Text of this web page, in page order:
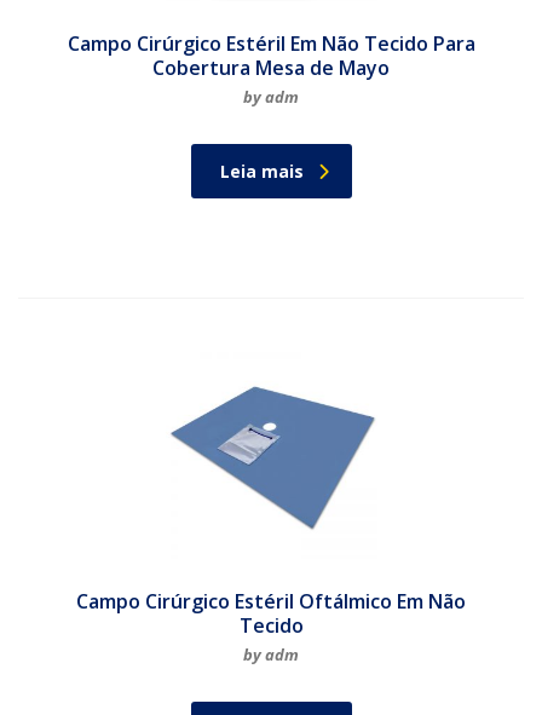
Campo Cirúrgico Estéril Em Não Tecido Para
Cobertura Mesa de Mayo
by adm
Leia mais
Campo Cirúrgico Estéril Oftálmico Em Não
Tecido
by adm